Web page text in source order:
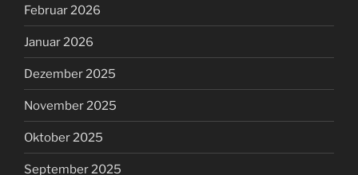
Februar 2026
Januar 2026
Dezember 2025
November 2025
Oktober 2025
September 2025